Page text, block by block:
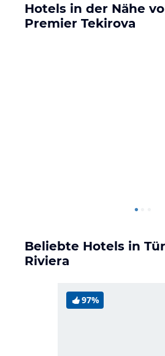
Hotels in der Nähe
Premier Tekirova
Beliebte Hotels in
Riviera
97%